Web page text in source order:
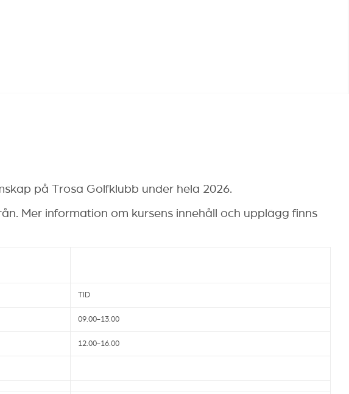
på Trosa Golfklubb under hela 2026.
Mer information om kursens innehåll och upplägg finns
TID
09.00-13.00
12.00-16.00